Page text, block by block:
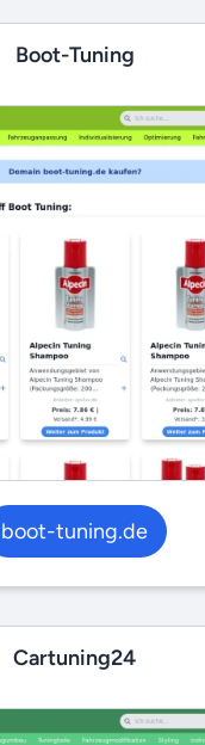
Boot-Tuning
boot-tuning.de
Cartuning24